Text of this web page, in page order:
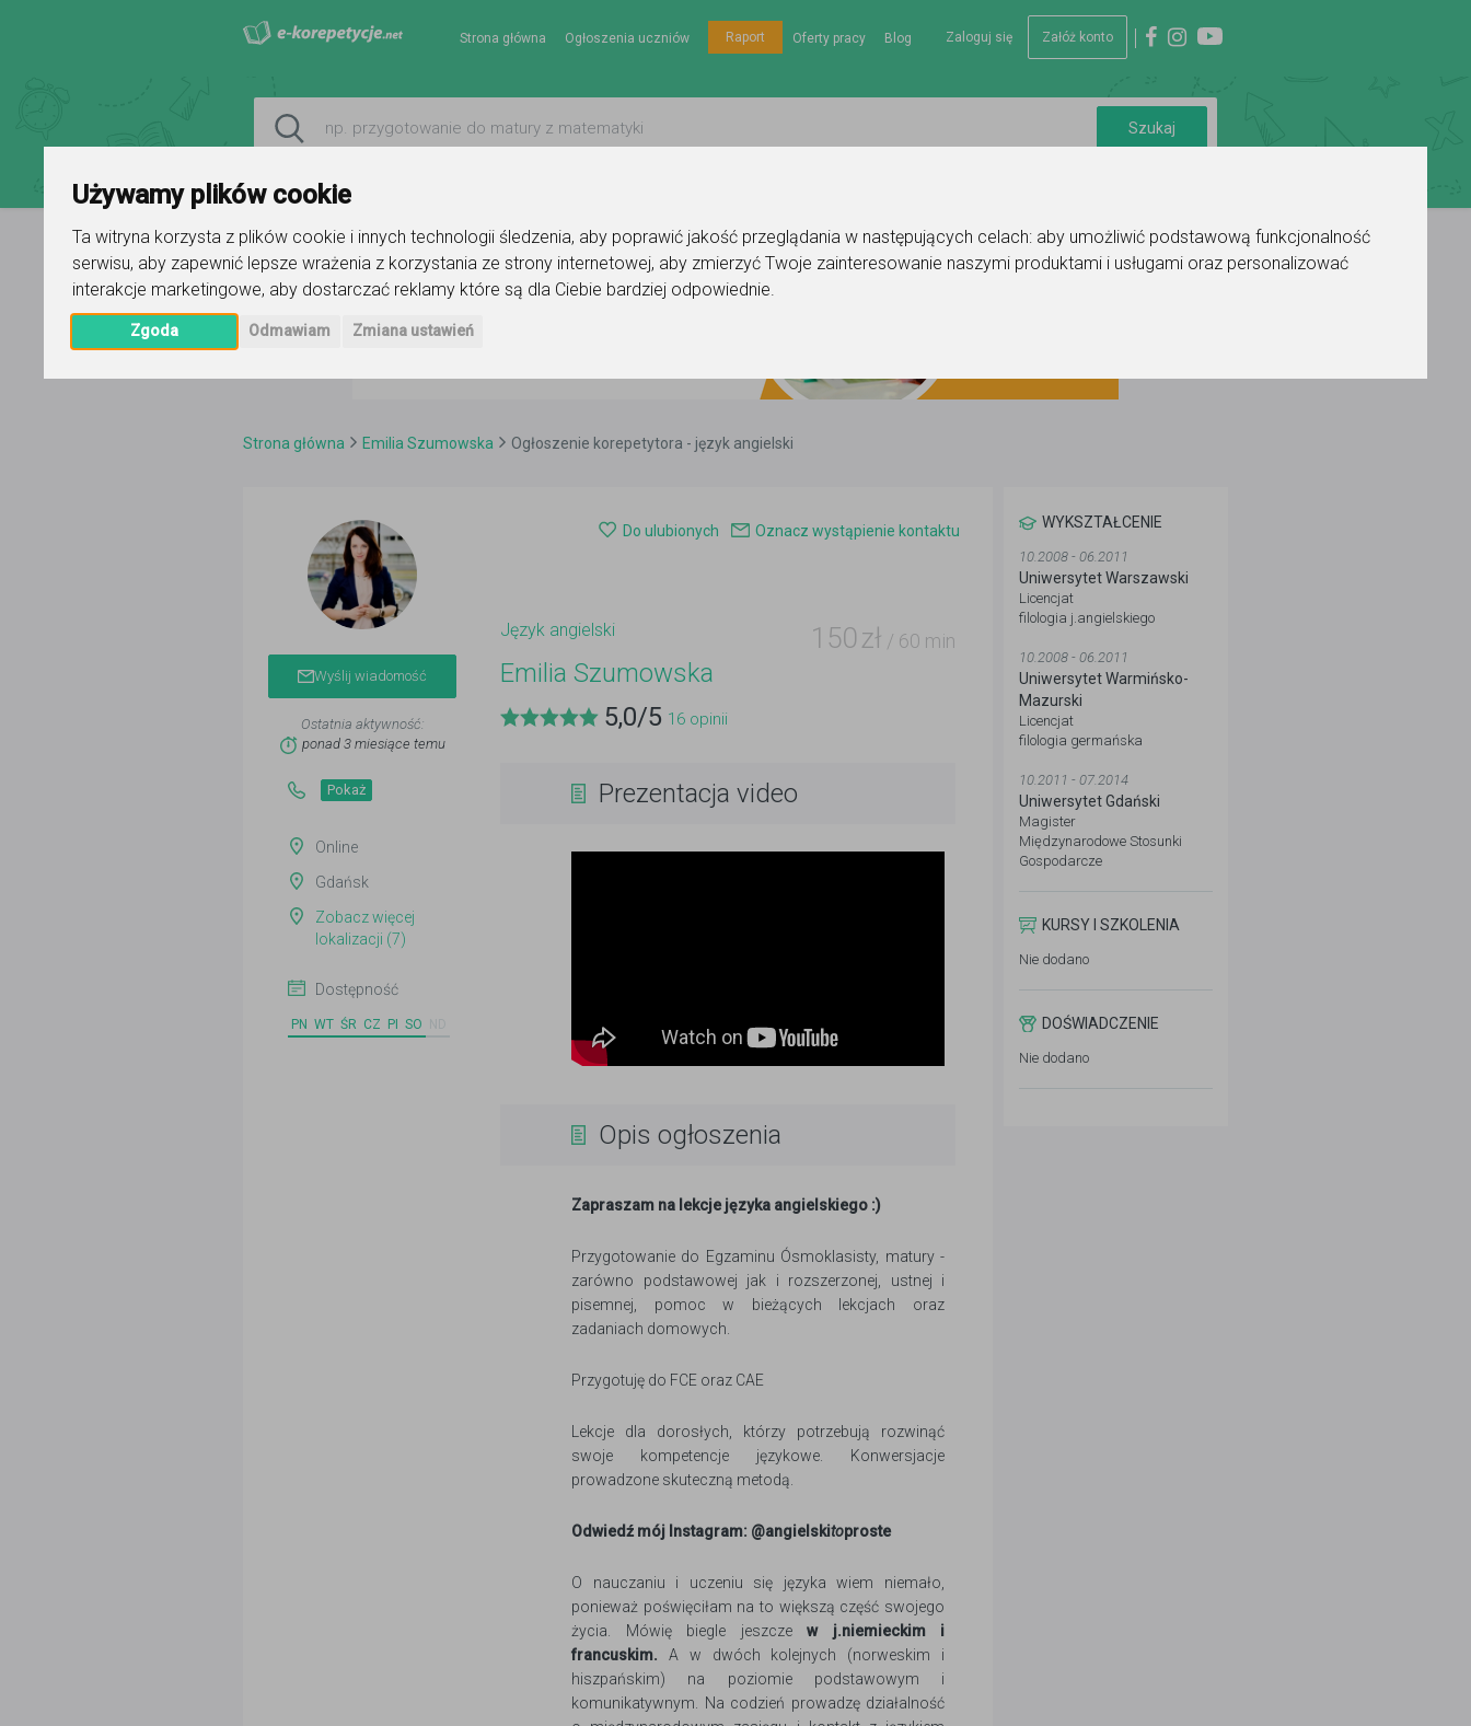
Używamy plików cookie
Ta witryna korzysta z plików cookie i innych technologii śledzenia, aby poprawić jakość przeglądania w następujących celach: aby umożliwić podstawową funkcjonalność
serwisu, aby zapewnić lepsze wrażenia z korzystania ze strony internetowej, aby zmierzyć Twoje zainteresowanie naszymi produktami i usługami oraz personalizować
interakcje marketingowe, aby dostarczać reklamy które są dla Ciebie bardziej odpowiednie.
Zgoda Odmawiam Zmiana ustawień
Zaloguj się Załóż konto
Strona główna Ogłoszenia uczniów Raport Oferty pracy Blog
Strona główna Emilia Szumowska Ogłoszenie korepetytora - język angielski
Do ulubionych Oznacz wystąpienie kontaktu
Wyślij wiadomość
Ostatnia aktywność:
ponad 3 miesiące temu
Pokaż
Online
Gdańsk
Zobacz więcej
lokalizacji (7)
Dostępność
PN WT ŚR CZ PI SO
Język angielski 150 zł / 60 min
Emilia Szumowska
5,0/5 16 opinii
Prezentacja video
Opis ogłoszenia
Zapraszam na lekcje języka angielskiego :)
Przygotowanie do Egzaminu Ósmoklasisty, matury -
zarówno podstawowej jak i rozszerzonej, ustnej i
pisemnej, pomoc w bieżących lekcjach oraz
zadaniach domowych.
Przygotuję do FCE oraz CAE
Lekcje dla dorosłych, którzy potrzebują rozwinąć
swoje kompetencje językowe. Konwersjacje
prowadzone skuteczną metodą.
Odwiedź mój Instagram: @angielskitoproste
O nauczaniu i uczeniu się języka wiem niemało,
ponieważ poświęciłam na to większą część swojego
życia. Mówię biegle jeszcze w j.niemieckim i
francuskim. A w dwóch kolejnych (norweskim i
hiszpańskim) na poziomie podstawowym i
komunikatywnym. Na codzień prowadzę działalność
WYKSZTAŁCENIE
10.2008 - 06.2011
Uniwersytet Warszawski
Licencjat
filologia j.angielskiego
10.2008 - 06.2011
Uniwersytet Warmińsko-
Mazurski
Licencjat
filologia germańska
10.2011 - 07.2014
Uniwersytet Gdański
Magister
Międzynarodowe Stosunki
Gospodarcze
KURSY I SZKOLENIA
Nie dodano
DOŚWIADCZENIE
Nie dodano